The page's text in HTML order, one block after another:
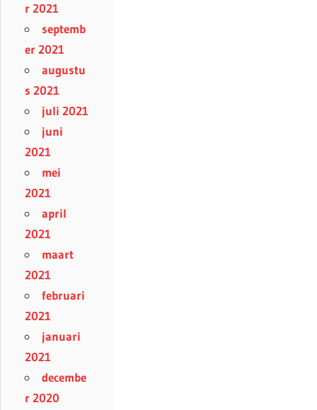
r 2021
septemb
er 2021
augustu
s 2021
juli 2021
juni
2021
mei
2021
april
2021
maart
2021
februari
2021
januari
2021
decembe
r 2020